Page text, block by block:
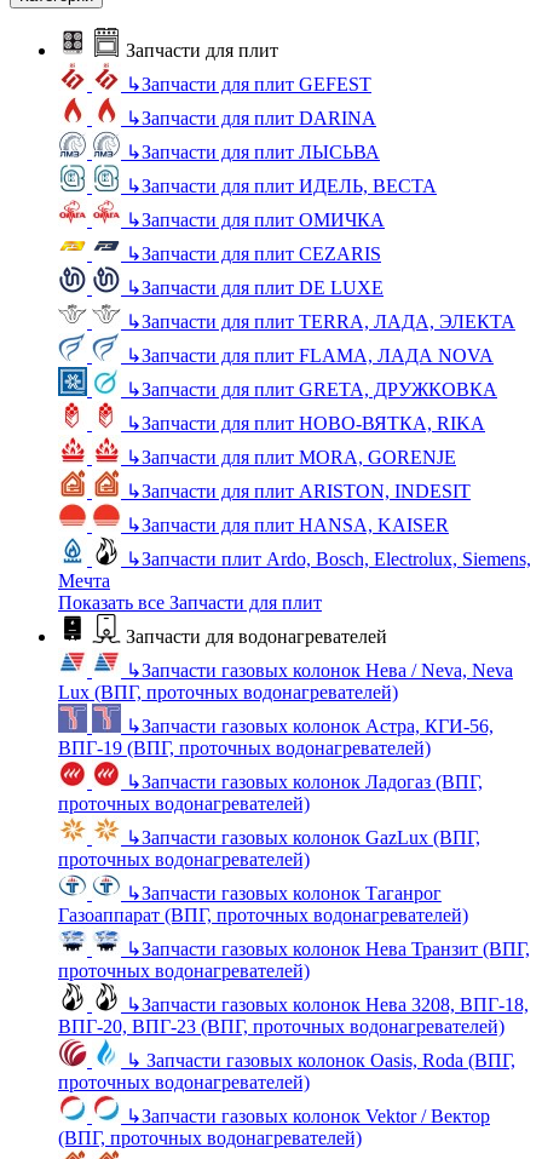
Запчасти для плит
↳Запчасти для плит GEFEST
↳Запчасти для плит DARINA
↳Запчасти для плит ЛЫСЬВА
↳Запчасти для плит ИДЕЛЬ, ВЕСТА
↳Запчасти для плит ОМИЧКА
↳Запчасти для плит CEZARIS
↳Запчасти для плит DE LUXE
↳Запчасти для плит TERRA, ЛАДА, ЭЛЕКТА
↳Запчасти для плит FLAMA, ЛАДА NOVA
↳Запчасти для плит GRETA, ДРУЖКОВКА
↳Запчасти для плит НОВО-ВЯТКА, RIKA
↳Запчасти для плит MORA, GORENJE
↳Запчасти для плит ARISTON, INDESIT
↳Запчасти для плит HANSA, KAISER
↳Запчасти плит Ardo, Bosch, Electrolux, Siemens,
Мечта
Показать все Запчасти для плит
Запчасти для водонагревателей
↳Запчасти газовых колонок Нева / Neva, Neva
Lux (ВПГ, проточных водонагревателей)
↳Запчасти газовых колонок Астра, КГИ-56,
ВПГ-19 (ВПГ, проточных водонагревателей)
↳Запчасти газовых колонок Ладогаз (ВПГ,
проточных водонагревателей)
↳Запчасти газовых колонок GazLux (ВПГ,
проточных водонагревателей)
↳Запчасти газовых колонок Таганрог
Газоаппарат (ВПГ, проточных водонагревателей)
↳Запчасти газовых колонок Нева Транзит (ВПГ,
проточных водонагревателей)
↳Запчасти газовых колонок Нева 3208, ВПГ-18,
ВПГ-20, ВПГ-23 (ВПГ, проточных водонагревателей)
↳ Запчасти газовых колонок Oasis, Roda (ВПГ,
проточных водонагревателей)
↳Запчасти газовых колонок Vektor / Вектор
(ВПГ, проточных водонагревателей)